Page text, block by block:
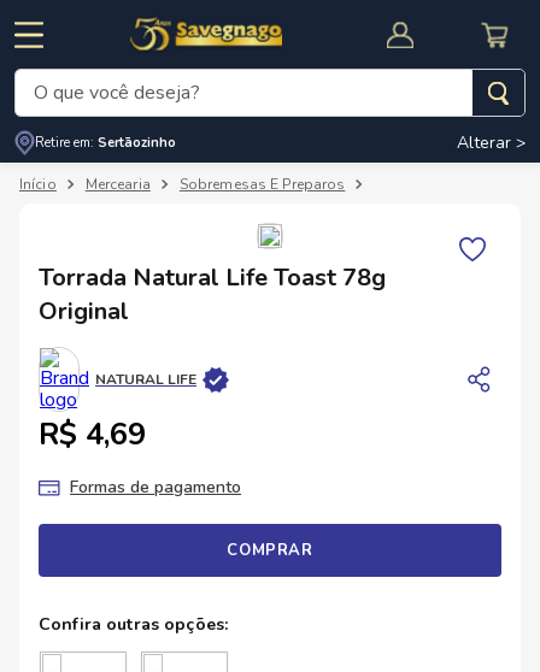
CUPOM DE DESCONTO
O que você deseja?
Retire em: Sertãozinho Alterar >
Mercearia Sobremesas E Preparos
Torrada Natural Life Toast 78g
Original
NATURAL LIFE
R$ 4,69
Formas de pagamento
COMPRAR
Termos mais buscados
º
cerveja
carne
5º arroz